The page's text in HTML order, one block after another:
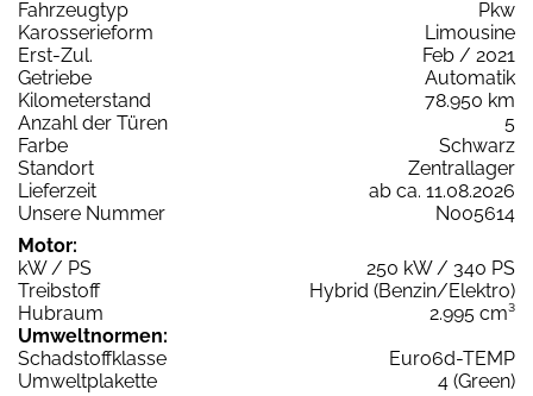
Fahrzeugtyp
Pkw
Karosserieform
Limousine
Erst-Zul.
Feb / 2021
Getriebe
Automatik
Kilometerstand
78.950 km
Anzahl der Türen
5
Farbe
Schwarz
Standort
Zentrallager
Lieferzeit
ab ca. 11.08.2026
Unsere Nummer
N005614
Motor:
kW / PS
250 kW / 340 PS
Treibstoff
Hybrid (Benzin/Elektro)
Hubraum
2.995 cm³
Umweltnormen:
Schadstoffklasse
Euro6d-TEMP
Umweltplakette
4 (Green)